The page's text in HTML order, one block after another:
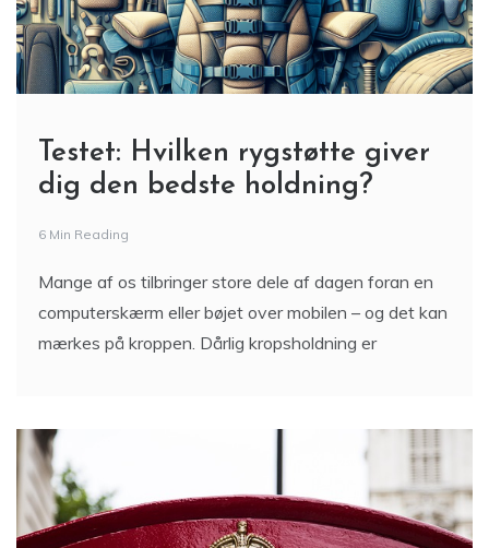
Testet: Hvilken rygstøtte giver
dig den bedste holdning?
6 Min Reading
Mange af os tilbringer store dele af dagen foran en
computerskærm eller bøjet over mobilen – og det kan
mærkes på kroppen. Dårlig kropsholdning er